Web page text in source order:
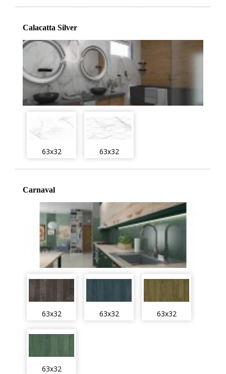
Calacatta Silver
63x32 63x32
Carnaval
63x32 63x32 63x32
63x32